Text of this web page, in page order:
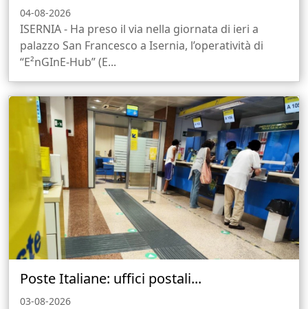
04-08-2026
ISERNIA - Ha preso il via nella giornata di ieri a
palazzo San Francesco a Isernia, l’operatività di
“E²nGInE-Hub” (E...
Poste Italiane: uffici postali...
03-08-2026